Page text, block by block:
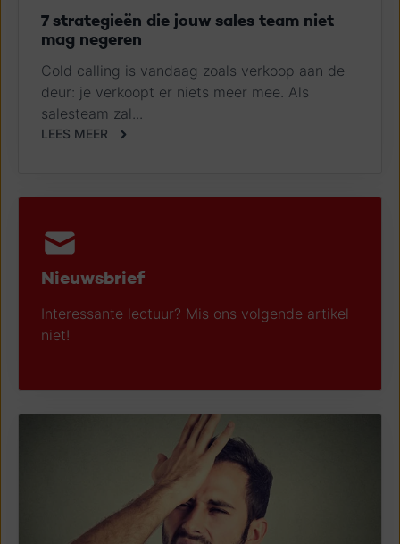
7 strategieën die jouw sales team niet
mag negeren
Cold calling is vandaag zoals verkoop aan de
deur: je verkoopt er niets meer mee. Als
salesteam zal...
LEES MEER
Nieuwsbrief
Interessante lectuur? Mis ons volgende artikel
niet!